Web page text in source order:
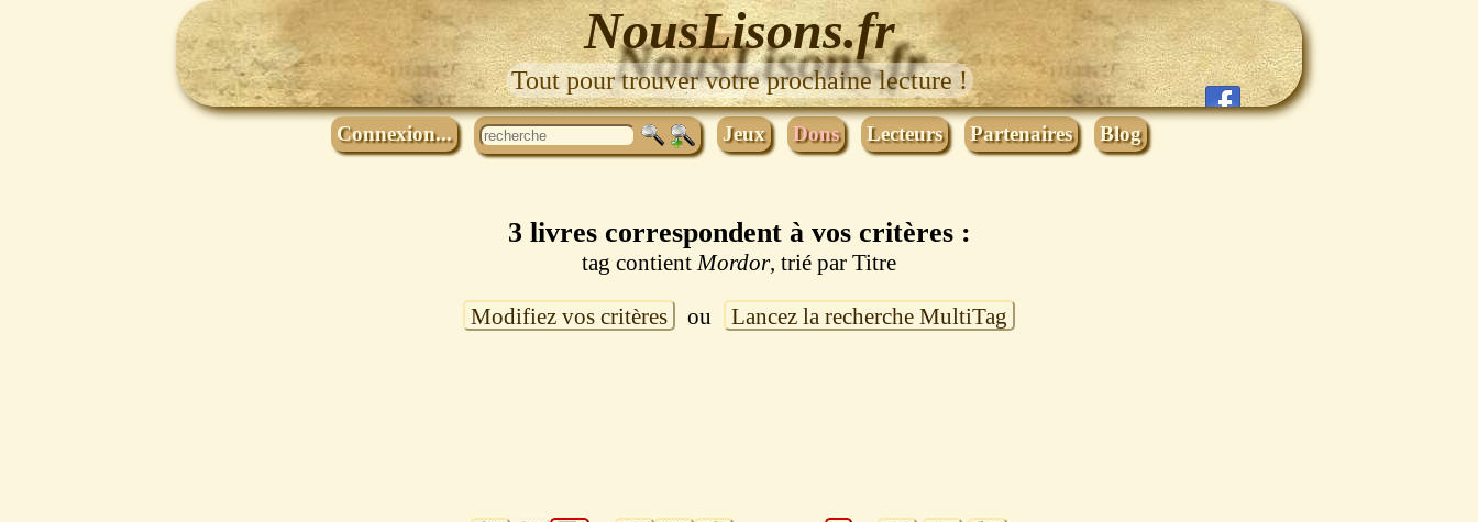
NousLisons.fr
Tout pour trouver votre prochaine lecture !
Connexion... Jeux Dons Lecteurs Partenaires Blog
3 livres correspondent à vos critères :
tag contientMordor, trié par Titre
Modifiez vos critères ou Lancez la recherche MultiTag